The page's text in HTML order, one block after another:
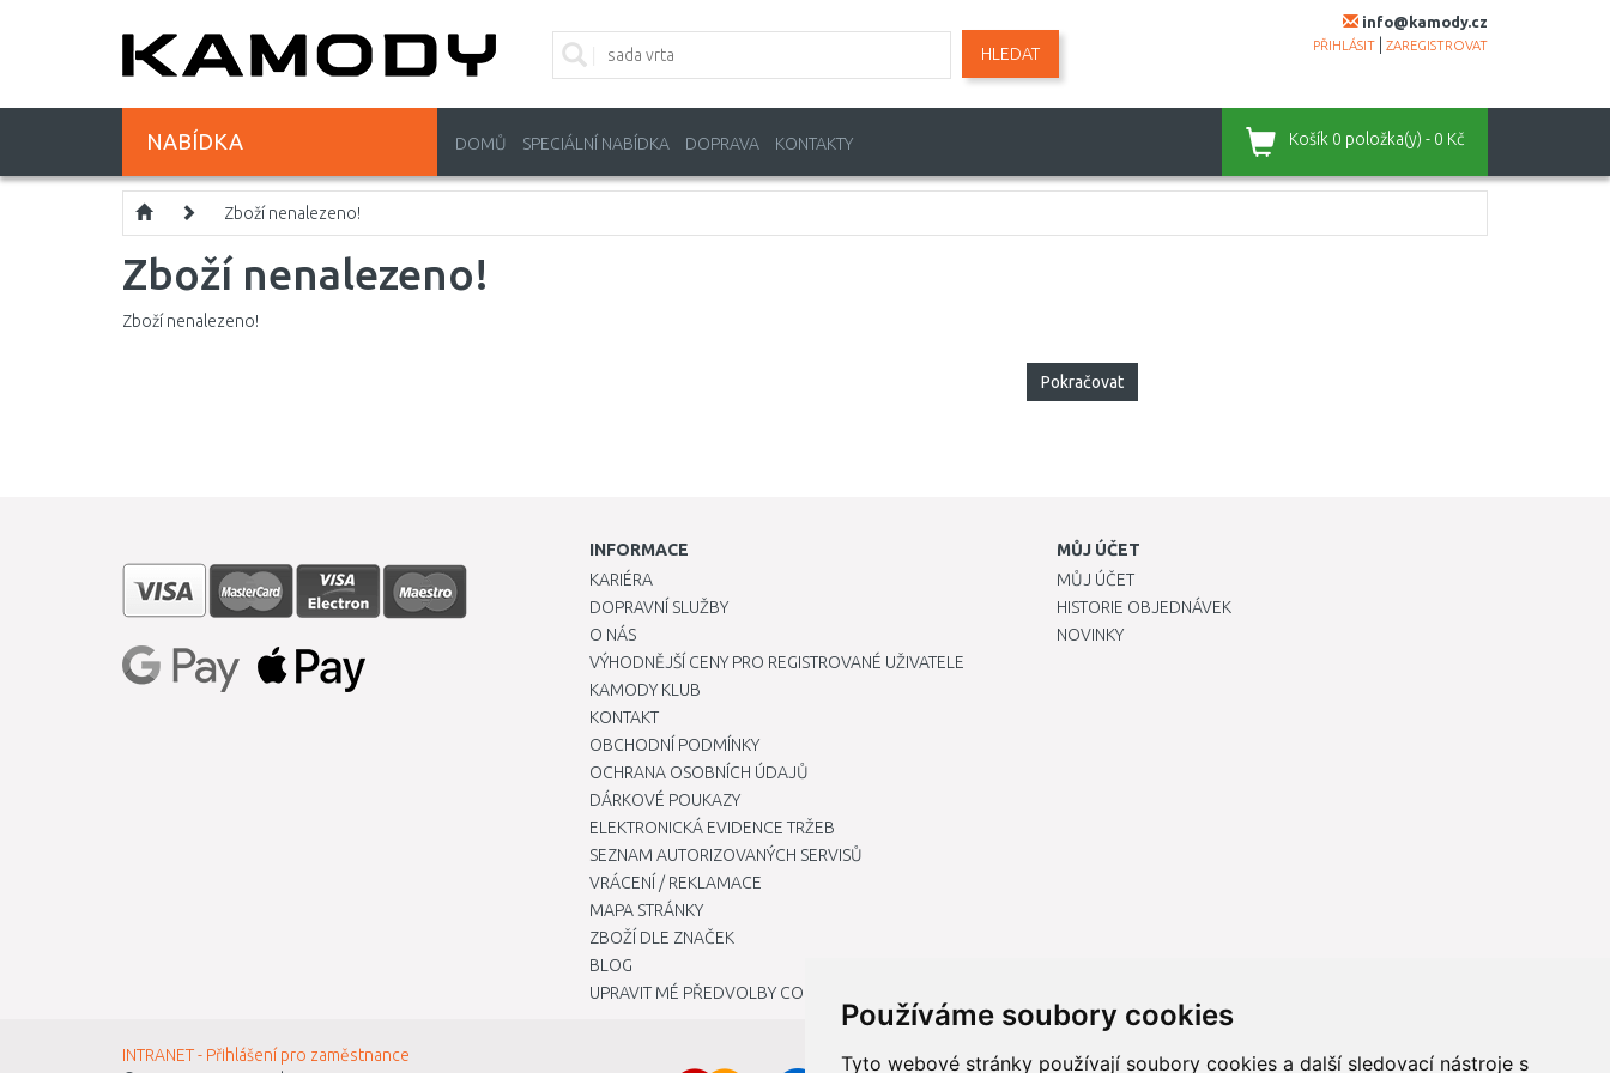
Používáme soubory cookies
Tyto webové stránky používají soubory cookies a další sledovací nástroje s
info@kamody.cz
PŘIHLÁSIT ZAREGISTROVAT
HLEDAT
NABÍDKA DOMŮ SPECIÁLNÍ NABÍDKA DOPRAVA KONTAKTY Košík 0 položka(y) - 0 Kč
Zboží nenalezeno!
Zboží nenalezeno!
Zboží nenalezeno!
Pokračovat
INFORMACE
KARIÉRA
DOPRAVNÍ SLUŽBY
O NÁS
VÝHODNĚJŠÍ CENY PRO REGISTROVANÉ UŽIVATELE
KAMODY KLUB
KONTAKT
OBCHODNÍ PODMÍNKY
OCHRANA OSOBNÍCH ÚDAJŮ
DÁRKOVÉ POUKAZY
ELEKTRONICKÁ EVIDENCE TRŽEB
SEZNAM AUTORIZOVANÝCH SERVISŮ
VRÁCENÍ / REKLAMACE
MAPA STRÁNKY
ZBOŽÍ DLE ZNAČEK
BLOG
UPRAVIT MÉ PŘEDVOLBY COOKIES
MŮJ ÚČET
MŮJ ÚČET
HISTORIE OBJEDNÁVEK
NOVINKY
INTRANET - Přihlášení pro zaměstnance